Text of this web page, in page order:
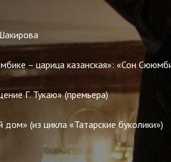
– царица казанская»: «Сон
Г. Тукаю» (премьера)
(из цикла «Татарские буколики»)